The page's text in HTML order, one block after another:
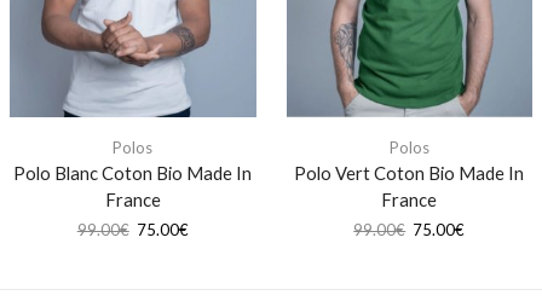
Polos
Polo Blanc Coton Bio Made In
France
99.00€ 75.00€
Polos
Polo Vert Coton Bio Made In
France
99.00€ 75.00€